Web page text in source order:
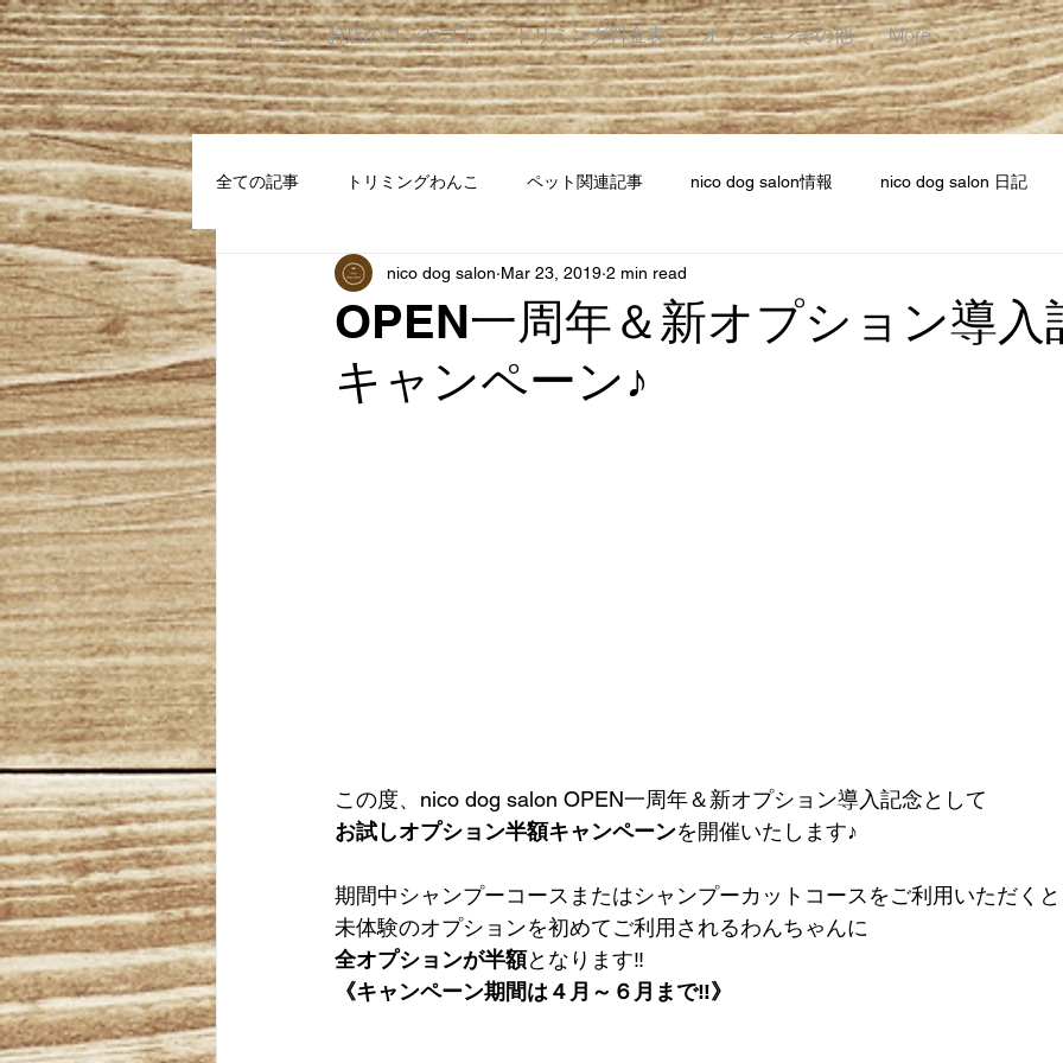
ホーム お店のコンセプト トリミング料金表 オプションその他 More
全ての記事 トリミングわんこ ペット関連記事 nico dog salon情報 nico dog salon 日記
OPEN一周年＆新オプション導
キャンペーン♪
nico dog salon Mar 23, 2019 2 min read
この度、nico dog salon OPEN一周年＆新オプション導入記念として
お試しオプション半額キャンペーンを開催いたします♪
期間中シャンプーコースまたはシャンプーカットコースをご利用いただく
未体験のオプションを初めてご利用されるわんちゃんに
全オプションが半額となります‼
《キャンペーン期間は４月～６月まで‼》